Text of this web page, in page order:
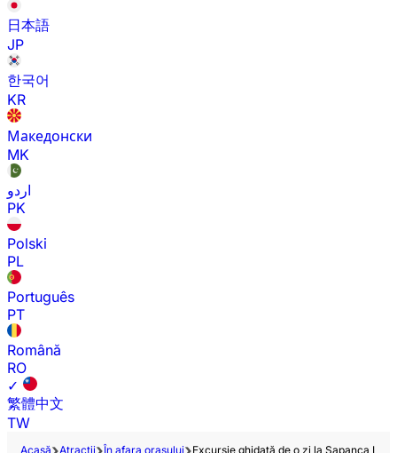
日本語
JP
한국어
KR
Македонски
MK
اردو
PK
Polski
PL
Português
PT
Română
RO
✓
繁體中文
TW
Acasă Atracții În afara orașului Excursie ghidată de o zi la Sapanca